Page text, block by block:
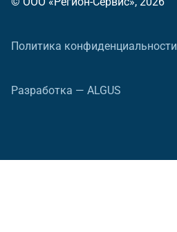
Политика конфиденциальности
Разработка — ALGUS